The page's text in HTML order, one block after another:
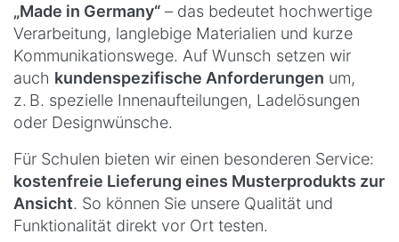
„Made in Germany“ – das bedeutet hochwertige
Verarbeitung, langlebige Materialien und kurze
Kommunikationswege. Auf Wunsch setzen wir
auch kundenspezifische Anforderungen um,
z. B. spezielle Innenaufteilungen, Ladelösungen
oder Designwünsche.
Für Schulen bieten wir einen besonderen Service:
kostenfreie Lieferung eines Musterprodukts zur
Ansicht. So können Sie unsere Qualität und
Funktionalität direkt vor Ort testen.